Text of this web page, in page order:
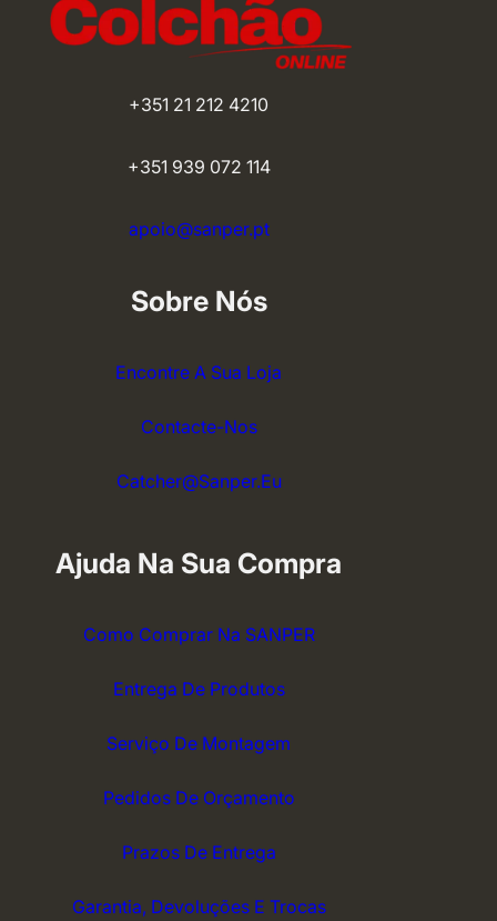
+351 21 212 4210
+351 939 072 114
apoio@sanper.pt
Sobre Nós
Encontre A Sua Loja
Contacte-Nos
Catcher@sanper.eu
Ajuda Na Sua Compra
Como Comprar Na SANPER
Entrega De Produtos
Serviço De Montagem
Pedidos De Orçamento
Prazos De Entrega
Garantia, Devoluções E Trocas